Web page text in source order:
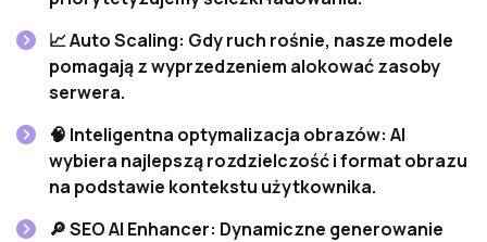
📈Auto Scaling: Gdy ruch rośnie, nasze modele
pomagają z wyprzedzeniem alokować zasoby
serwera.
🧠 Inteligentna optymalizacja obrazów: AI
wybiera najlepszą rozdzielczość i format obrazu
na podstawie kontekstu użytkownika.
🔎SEO AI Enhancer: Dynamiczne generowanie